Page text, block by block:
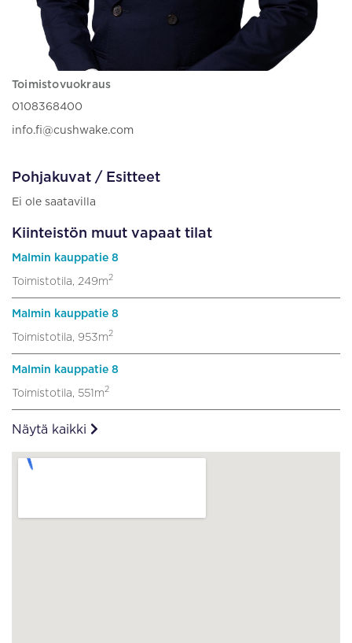
Toimistovuokraus
0108368400
info.fi@cushwake.com
Pohjakuvat / Esitteet
Ei ole saatavilla
Kiinteistön muut vapaat tilat
Malmin kauppatie 8
Toimistotila, 249m2
Malmin kauppatie 8
Toimistotila, 953m2
Malmin kauppatie 8
Toimistotila, 551m2
Näytä kaikki